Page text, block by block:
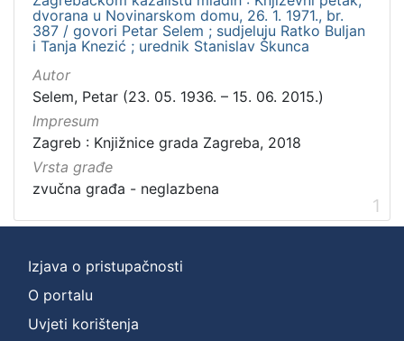
dvorana u Novinarskom domu, 26. 1. 1971., br.
387 / govori Petar Selem ; sudjeluju Ratko Buljan
i Tanja Knezić ; urednik Stanislav Škunca
Autor
Selem, Petar (23. 05. 1936. – 15. 06. 2015.)
Impresum
Zagreb : Knjižnice grada Zagreba, 2018
Vrsta građe
zvučna građa - neglazbena
1
Izjava o pristupačnosti
O portalu
Uvjeti korištenja